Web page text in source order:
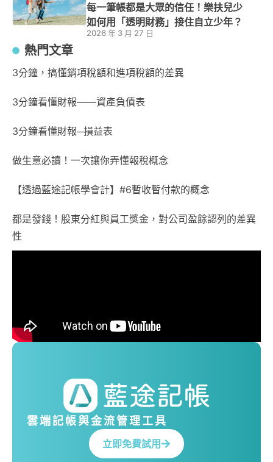
每一筆帳都是大眾的信任！樂扶兒少
如何用「透明財務」接住自立少年？
2026 年 3 月 27 日
熱門文章
3分鐘，搞懂銷項稅額和進項稅額的差異
3分鐘看懂財報——資產負債表
3分鐘看懂財報─損益表
做生意必讀！一次讓你弄懂報稅概念
【透過藍途記帳學會計】#6暫收暫付款的概念
都是發錢！股東分紅與員工獎金，對公司盈餘認列的差異
性
雲端記帳與金流管理工具
立即免費試用